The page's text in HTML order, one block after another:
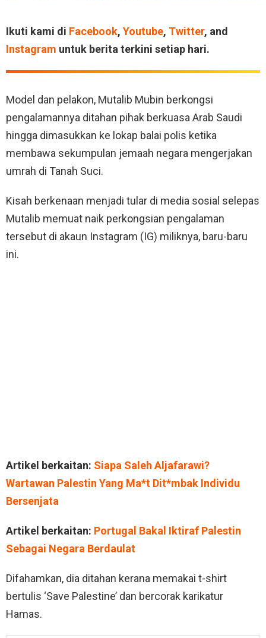
Ikuti kami di Facebook, Youtube, Twitter, and
Instagram untuk berita terkini setiap hari.
Model dan pelakon, Mutalib Mubin berkongsi
pengalamannya ditahan pihak berkuasa Arab Saudi
hingga dimasukkan ke lokap balai polis ketika
membawa sekumpulan jemaah negara mengerjakan
umrah di Tanah Suci.
Kisah berkenaan menjadi tular di media sosial selepas
Mutalib memuat naik perkongsian pengalaman
tersebut di akaun Instagram (IG) miliknya, baru-baru
ini.
Artikel berkaitan: Siapa Saleh Aljafarawi?
Wartawan Palestin Yang Ma*t Dit*mbak Individu
Bersenjata
Artikel berkaitan: Portugal Bakal Iktiraf Palestin
Sebagai Negara Berdaulat
Difahamkan, dia ditahan kerana memakai t-shirt
bertulis ‘Save Palestine’ dan bercorak karikatur
Hamas.